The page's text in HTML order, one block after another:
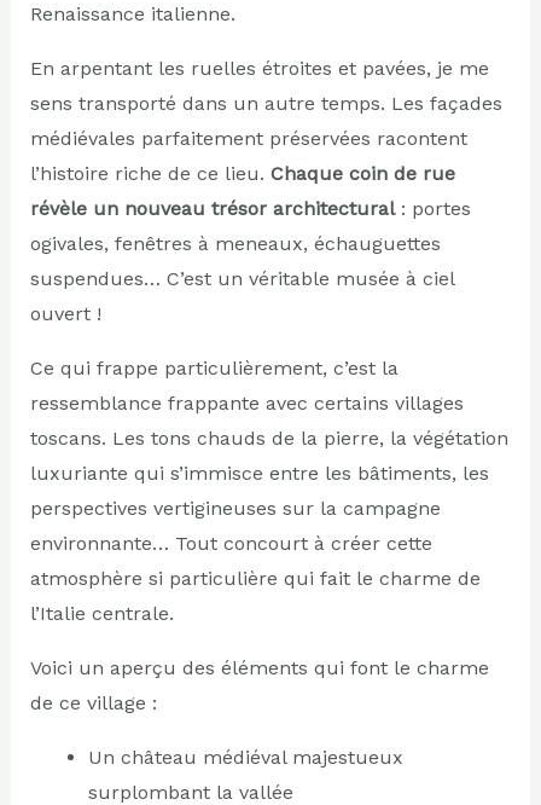
Renaissance italienne.
En arpentant les ruelles étroites et pavées, je me
sens transporté dans un autre temps. Les façades
médiévales parfaitement préservées racontent
l’histoire riche de ce lieu. Chaque coin de rue
révèle un nouveau trésor architectural: portes
ogivales, fenêtres à meneaux, échauguettes
suspendues… C’est un véritable musée à ciel
ouvert !
Ce qui frappe particulièrement, c’est la
ressemblance frappante avec certains villages
toscans. Les tons chauds de la pierre, la végétation
luxuriante qui s’immisce entre les bâtiments, les
perspectives vertigineuses sur la campagne
environnante… Tout concourt à créer cette
atmosphère si particulière qui fait le charme de
l’Italie centrale.
Voici un aperçu des éléments qui font le charme
de ce village :
Un château médiéval majestueux
surplombant la vallée